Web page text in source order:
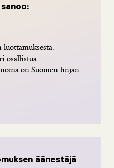
sanoo:
osallistua
on Suomen linjan
äänestäjä